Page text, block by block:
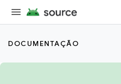
DOCUMENTAÇÃO